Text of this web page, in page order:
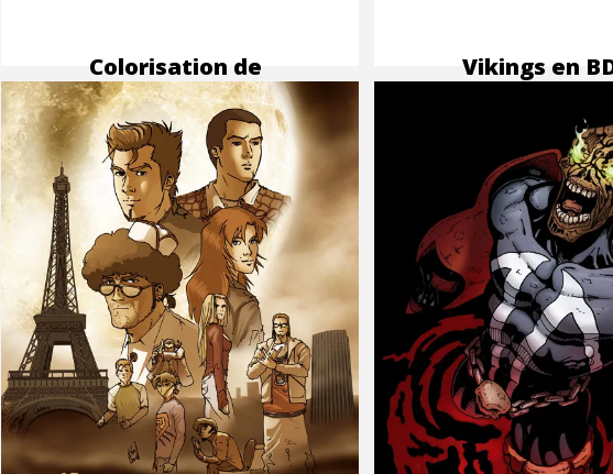
Colorisation de
la BD Delta
Vikings en
Ménétrier